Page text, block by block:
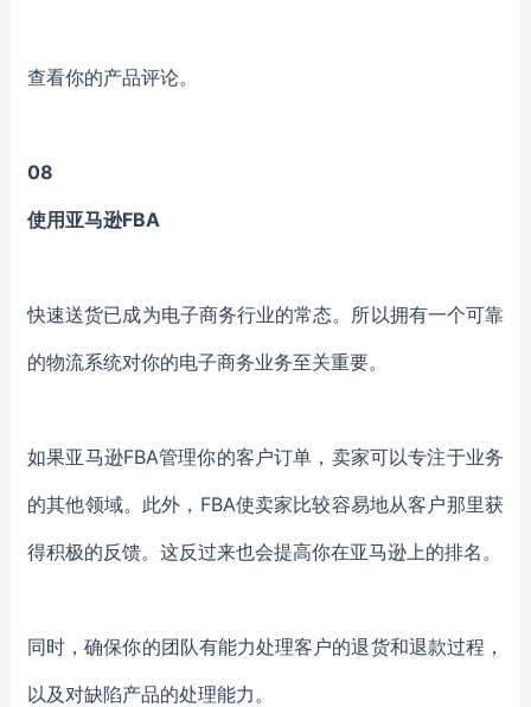
查看你的产品评论。
08
使用亚马逊FBA
快速送货已成为电子商务行业的常态。所以拥有一个可靠
的物流系统对你的电子商务业务至关重要。
如果亚马逊FBA管理你的客户订单，卖家可以专注于业务
的其他领域。此外，FBA使卖家比较容易地从客户那里获
得积极的反馈。这反过来也会提高你在亚马逊上的排名。
同时，确保你的团队有能力处理客户的退货和退款过程，
以及对缺陷产品的处理能力。